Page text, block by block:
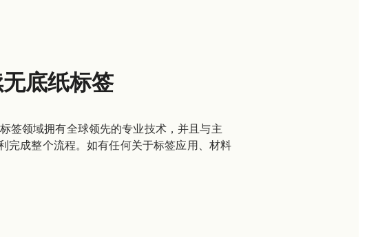
底纸标签
签领域拥有全球领先的专业技术，并且与主
完成整个流程。如有任何关于标签应用、材料